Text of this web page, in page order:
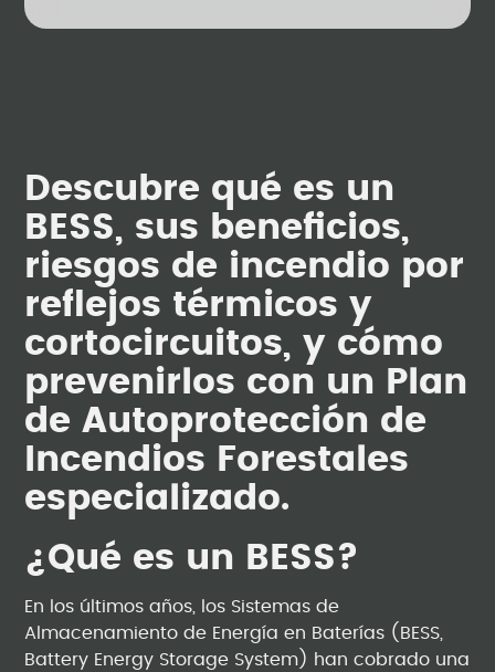
Descubre qué es un
BESS, sus beneficios,
riesgos de incendio por
reflejos térmicos y
cortocircuitos, y cómo
prevenirlos con un Plan
de Autoprotección de
Incendios Forestales
especializado.
¿Qué es un BESS?
En los últimos años, los Sistemas de
Almacenamiento de Energía en Baterías (BESS,
Battery Energy Storage System) han cobrado una